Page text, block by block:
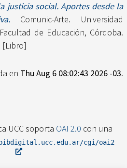
justicia social. Aportes desde la
Comunic-Arte. Universidad
de Educación, Córdoba.
[Libro]
en Thu Aug 6 08:02:43 2026 -03.
UCC soporta OAI 2.0 con una
cgi/oai2